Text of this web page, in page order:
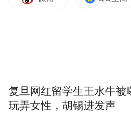
电子邮箱：
关于2025年上半年湖南
拟通过人员的公示
复旦网红留学生王水牛被
玩弄女性，胡锡进发声